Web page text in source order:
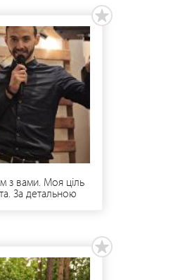
з вами. Моя ціль
За детальною